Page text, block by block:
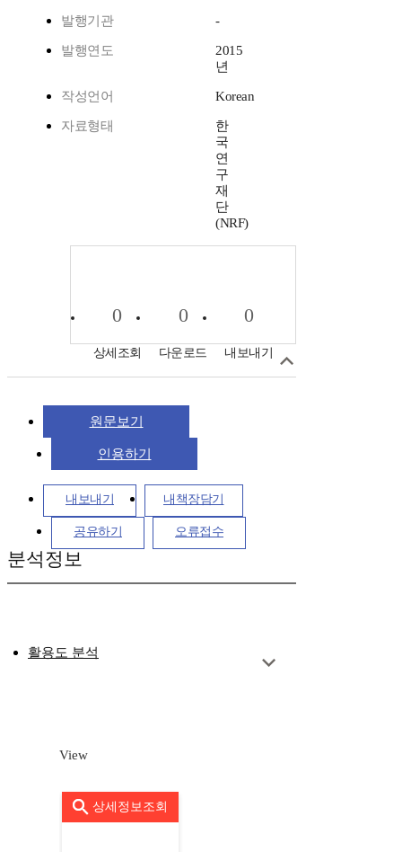
발행기관 -
발행연도
2015
년
작성언어 Korean
자료형태
한
국
연
구
재
단
(NRF)
0
상세조회
0
다운로드
0
내보내기
원문보기
인용하기
내보내기 내책장담기
공유하기 오류접수
분석정보
활용도 분석
View
상세정보조회